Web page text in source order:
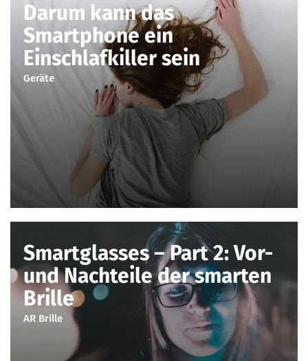
Darum kann das
Smartphone ein
Einschlafkiller sein
Geräte
Smartglasses – Part 2: Vor-
und Nachteile der smarten
Brille
AR Brille